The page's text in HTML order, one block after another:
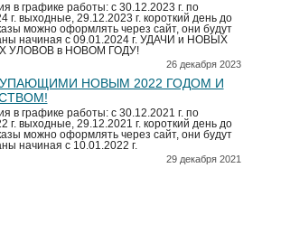
в графике работы: с 30.12.2023 г. по
г. выходные, 29.12.2023 г. короткий день до
можно оформлять через сайт, они будут
начиная с 09.01.2024 г. УДАЧИ и НОВЫХ
УЛОВОВ в НОВОМ ГОДУ!
26 декабря 2023
НОВЫМ 2022 ГОДОМ И
в графике работы: с 30.12.2021 г. по
г. выходные, 29.12.2021 г. короткий день до
можно оформлять через сайт, они будут
начиная с 10.01.2022 г.
29 декабря 2021